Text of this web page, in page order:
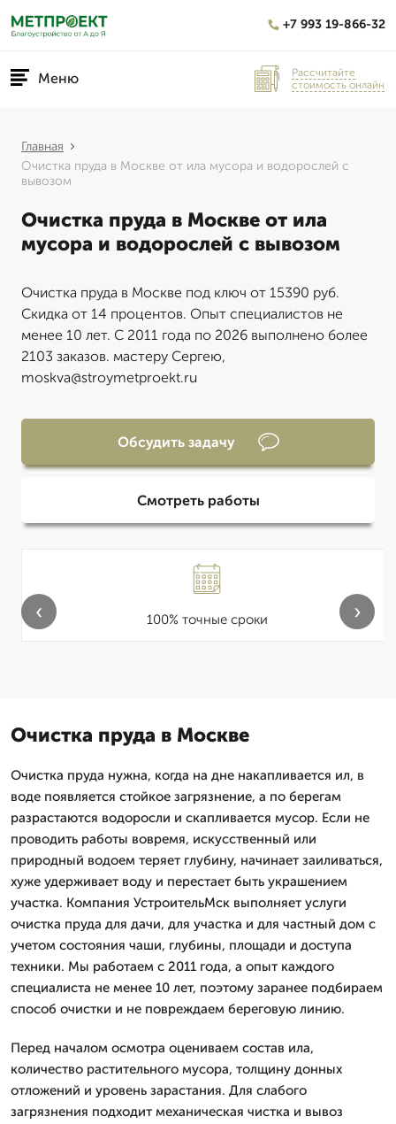
+7 993 19-866-32
Меню
Рассчитайте
стоимость онлайн
Главная
Очистка пруда в Москве от ила мусора и водорослей с
вывозом
Очистка пруда в Москве от ила
мусора и водорослей с вывозом
Очистка пруда в Москве под ключ от 15390 руб.
Скидка от 14 процентов. Опыт специалистов не
менее 10 лет. С 2011 года по 2026 выполнено более
2103 заказов. мастеру Сергею,
moskva@stroymetproekt.ru
Обсудить задачу
Смотреть работы
100% точные сроки
‹ ›
Очистка пруда в Москве
Очистка пруда нужна, когда на дне накапливается ил, в
воде появляется стойкое загрязнение, а по берегам
разрастаются водоросли и скапливается мусор. Если не
проводить работы вовремя, искусственный или
природный водоем теряет глубину, начинает заиливаться,
хуже удерживает воду и перестает быть украшением
участка. Компания УстроительМск выполняет услуги
очистка пруда для дачи, для участка и для частный дом с
учетом состояния чаши, глубины, площади и доступа
техники. Мы работаем с 2011 года, а опыт каждого
специалиста не менее 10 лет, поэтому заранее подбираем
способ очистки и не повреждаем береговую линию.
Перед началом осмотра оцениваем состав ила,
количество растительного мусора, толщину донных
отложений и уровень зарастания. Для слабого
загрязнения подходит механическая чистка и вывоз